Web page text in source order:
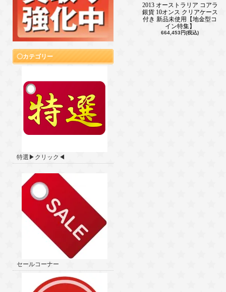
カテゴリー
特選▶クリック◀
セールコーナー
2013 オーストラリア コアラ
銀貨 10オンス クリアケース
付き 新品未使用【地金型コ
イン特集】
664,453円(税込)